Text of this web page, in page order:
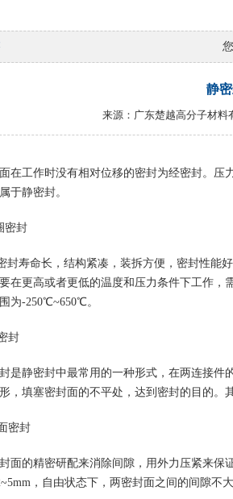
静
来源：广东楚越高分子材
在工作时没有相对位移的密封为经密封。
于静密封。
密封
封寿命长，结构紧凑，装拆方便，密封性能
在更高或者更低的温度和压力条件下工作，
为-250℃~650℃。
封
是静密封中最常用的一种形式，在两连接
，填塞密封面的不平处，达到密封的目的。
密封
面的精密研配来消除间隙，用外力压紧来保
，自由状态下，两密封面之间的间隙不